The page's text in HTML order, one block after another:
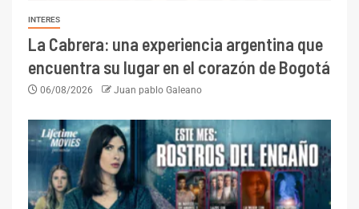
INTERES
La Cabrera: una experiencia argentina que
encuentra su lugar en el corazón de Bogotá
06/08/2026 Juan pablo Galeano